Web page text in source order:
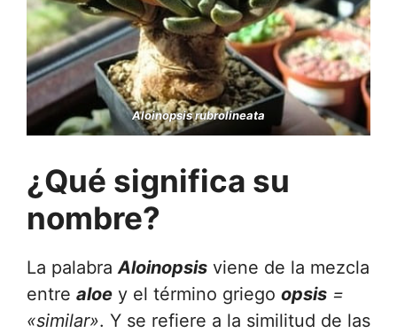
Aloinopsis rubrolineata
¿Qué significa su
nombre?
La palabraAloinopsis viene de la mezcla
entre aloe y el término griego opsis =
«similar». Y se refiere a la similitud de las